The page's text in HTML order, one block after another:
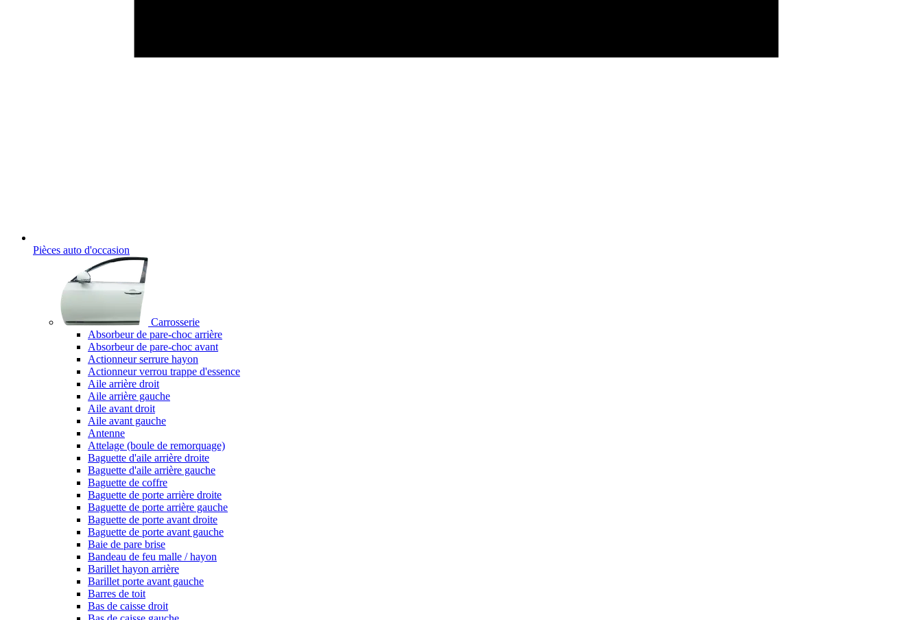
Pièces auto d'occasion
Carrosserie
Absorbeur de pare-choc arrière
Absorbeur de pare-choc avant
Actionneur serrure hayon
Actionneur verrou trappe d'essence
Aile arrière droit
Aile arrière gauche
Aile avant droit
Aile avant gauche
Antenne
Attelage (boule de remorquage)
Baguette d'aile arrière droite
Baguette d'aile arrière gauche
Baguette de coffre
Baguette de porte arrière droite
Baguette de porte arrière gauche
Baguette de porte avant droite
Baguette de porte avant gauche
Baie de pare brise
Bandeau de feu malle / hayon
Barillet hayon arrière
Barillet porte avant gauche
Barres de toit
Bas de caisse droit